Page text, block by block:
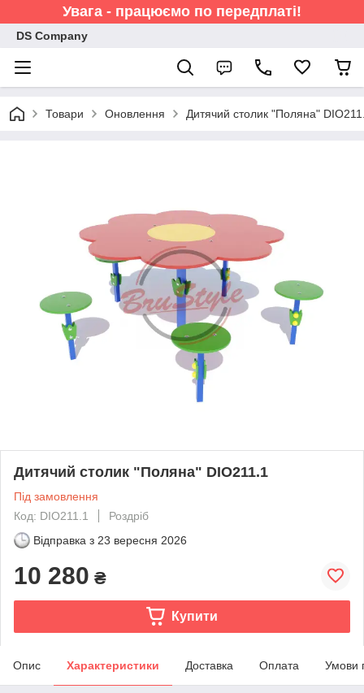
Увага - працюємо по передплаті!
DS Company
Товари Оновлення Дитячий столик "Поляна"
Дитячий столик "Поляна" DIO211.1
Під замовлення
Код: DIO211.1
Роздріб
Відправка з 23 вересня 2026
10 280 ₴
Купити
Опис Характеристики Доставка Оплата Умови